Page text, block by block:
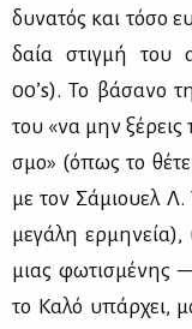
δυ­να­τός και τό­σο
δαία στιγ­μή του
00’s). Το βά­σα­νο
του «να μην
σμο» (όπως το
με τον Σά­μιου­ελ
με­γά­λη ερ­μη­νεία),
μιας
το Κα­λό υπάρ­χει,